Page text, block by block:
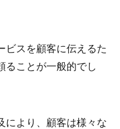
ビスを顧客に伝えるた
ることが一般的でし
により、顧客は様々な